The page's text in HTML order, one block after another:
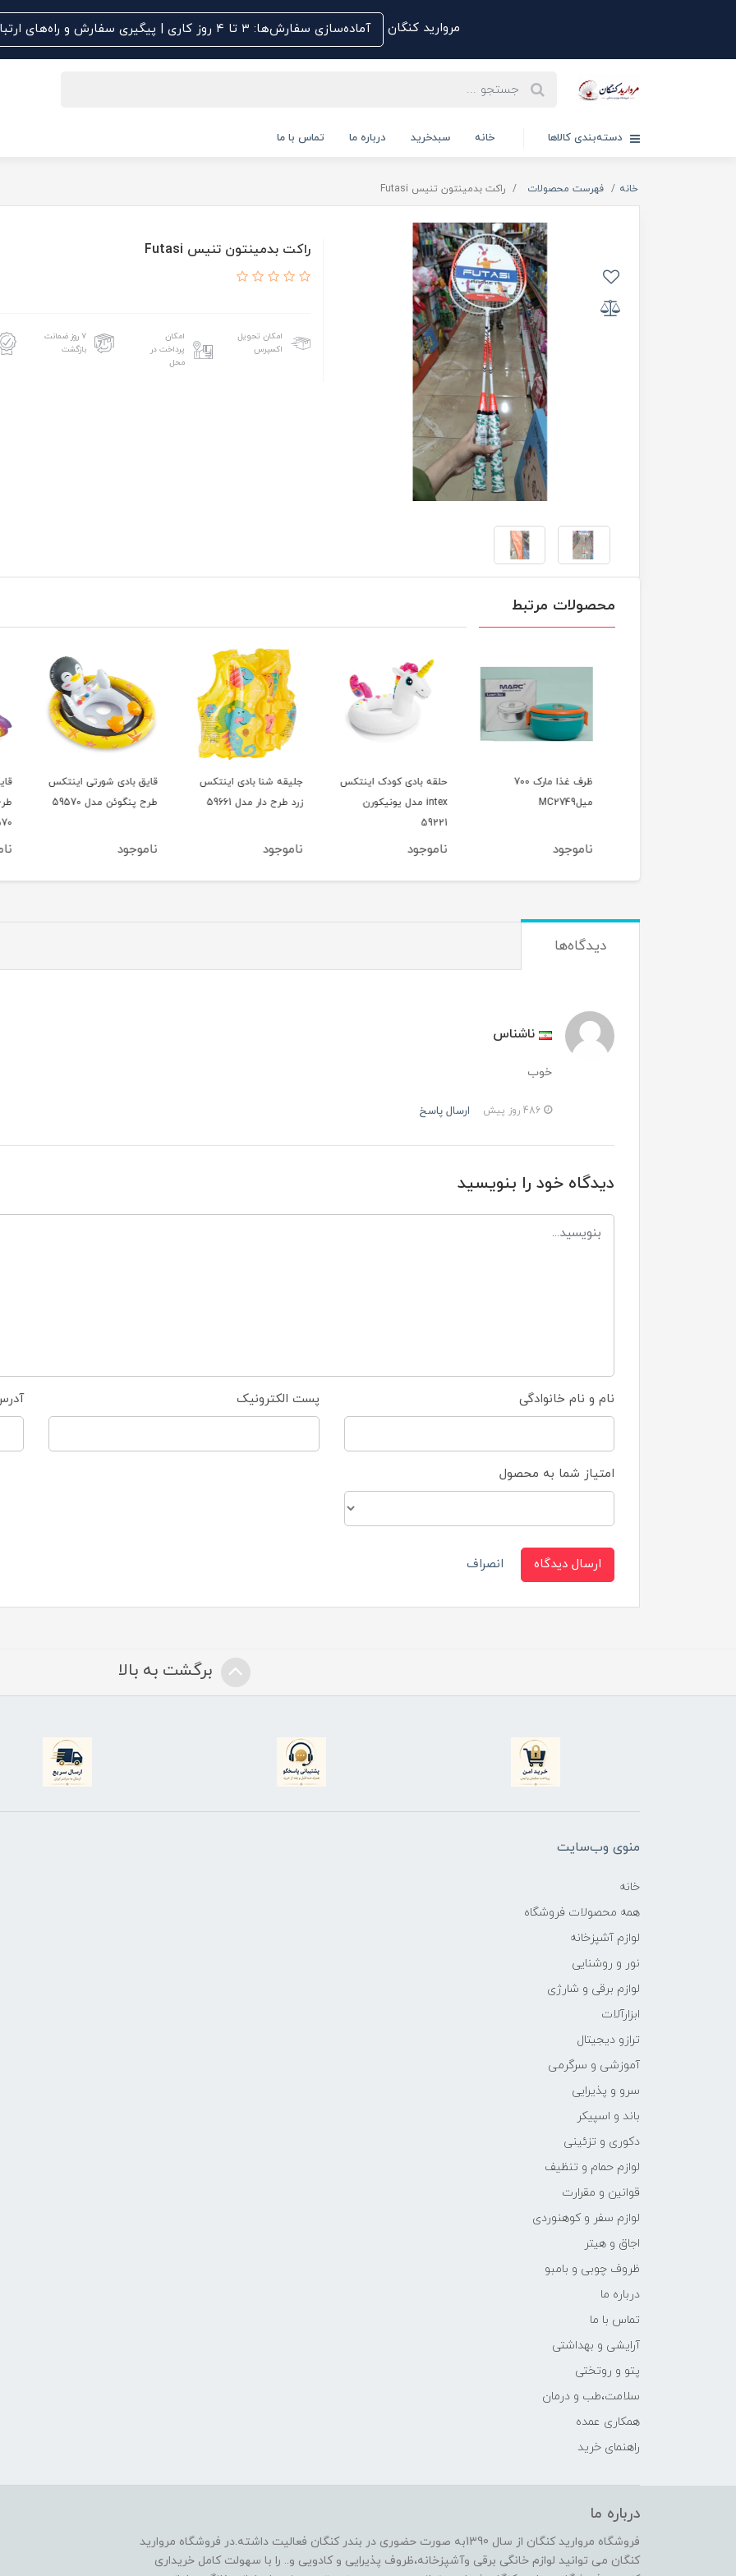
مروارید کنگان آماده‌سازی سفارش‌ها: ۳ تا ۴ روز کاری | پیگیری سفارش و راه‌های ارتباطی کلیک کنید
دسته‌بندی کالاها خانه سبدخرید درباره ما تماس با ما
خانه فهرست محصولات راکت بدمینتون تنیس Futasi
راکت بدمینتون تنیس Futasi
امکان تحویل
اکسپرس
امکان
پرداخت در
محل
۷ روز ضمانت
بازگشت
محصولات مرتبط
ظرف غذا مارک 700
میلMC2749
ناموجود
حلقه بادی کودک اینتکس
intex مدل یونیکورن
59221
ناموجود
جلیقه شنا بادی اینتکس
زرد طرح دار مدل 59661
ناموجود
قایق بادی شورتی اینتکس
طرح پنگوئن مدل 59570
ناموجود
دیدگاه‌ها
ناشناس
خوب
ارسال پاسخ
دیدگاه خود را بنویسید
نام و نام خانوادگی پست الکترونیک
امتیاز شما به محصول
ارسال دیدگاه انصراف
برگشت به بالا
منوی وب‌سایت
خانه
همه محصولات فروشگاه
لوازم آشپزخانه
نور و روشنایی
لوازم برقی و شارژی
ابزارآلات
ترازو دیجیتال
آموزشی و سرگرمی
سرو و پذیرایی
باند و اسپیکر
دکوری و تزئینی
لوازم حمام و تنظیف
قوانین و مقرارت
لوازم سفر و کوهنوردی
اجاق و هیتر
ظروف چوبی و بامبو
درباره ما
تماس با ما
آرایشی و بهداشتی
پتو و روتختی
سلامت،طب و درمان
همکاری عمده
راهنمای خرید
درباره ما
فروشگاه مروارید کنگان از سال 1390به صورت حضوری در بندر کنگان فعالیت داشته.در فروشگاه مروارید
کنگان می توانید لوازم خانگی برقی وآشپزخانه،ظروف پذیرایی و کادویی و.. را با سهولت کامل خریداری